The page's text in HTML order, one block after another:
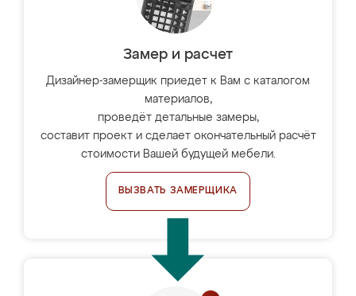
Замер и расчет
Дизайнер-замерщик приедет к Вам с каталогом
материалов,
проведёт детальные замеры,
составит проект и сделает окончательный расчёт
стоимости Вашей будущей мебели.
ВЫЗВАТЬ ЗАМЕРЩИКА